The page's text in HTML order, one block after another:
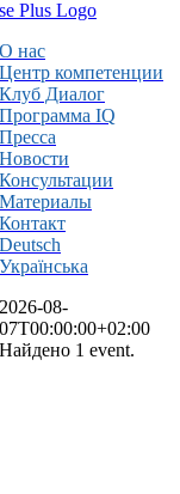
О нас
Центр компетенции
Клуб Диалог
Программа IQ
Пресса
Новости
Консультации
Материалы
Контакт
Deutsch
Українська
2026-08-
07T00:00:00+02:00
Найдено 1 event.